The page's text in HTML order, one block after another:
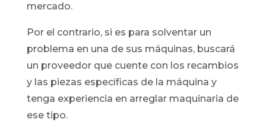
mercado.
Por el contrario, si es para solventar un
problema en una de sus máquinas, buscará
un proveedor que cuente con los recambios
y las piezas específicas de la máquina y
tenga experiencia en arreglar maquinaria de
ese tipo.